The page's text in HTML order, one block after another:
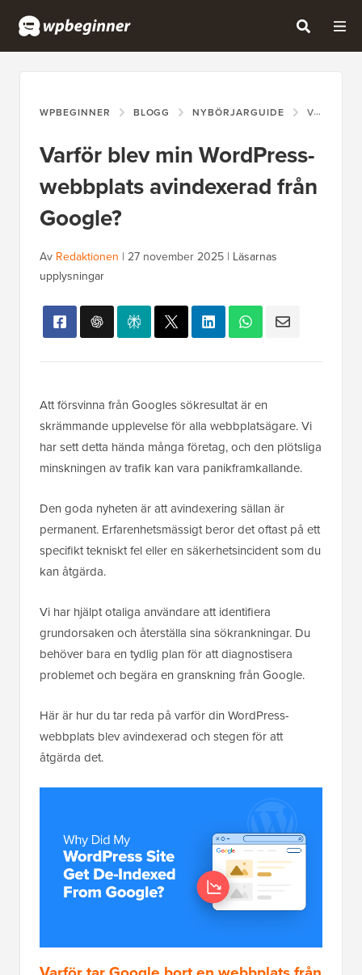
WPBEGINNER BLOGG NYBÖRJARGUIDE VARFÖR BLEV MIN WORDPRESS-WEBBPLATS AVINDEXERAD FRÅN GOOGLE?
Varför blev min WordPress-
webbplats avindexerad från
Google?
Av Redaktionen | 27 november 2025 | Läsarnas
upplysningar
Att försvinna från Googles sökresultat är en
skrämmande upplevelse för alla webbplatsägare. Vi
har sett detta hända många företag, och den plötsliga
minskningen av trafik kan vara panikframkallande.
Den goda nyheten är att avindexering sällan är
permanent. Erfarenhetsmässigt beror det oftast på ett
specifikt tekniskt fel eller en säkerhetsincident som du
kan åtgärda.
Vi har hjälpt otaliga användare att identifiera
grundorsaken och återställa sina sökrankningar. Du
behöver bara en tydlig plan för att diagnostisera
problemet och begära en granskning från Google.
Här är hur du tar reda på varför din WordPress-
webbplats blev avindexerad och stegen för att
åtgärda det.